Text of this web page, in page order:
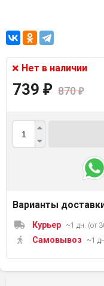
Нет в наличии
739 ₽ 870₽
Варианты
Курьер ~1 дн. (от
Самовывоз ~1